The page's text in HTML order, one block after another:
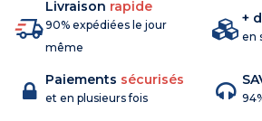
Livraison rapide
90% expédiées le jour
même
+
en
Paiements sécurisés
et en plusieurs fois